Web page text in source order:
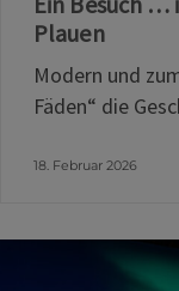
Plauen
Modern und
Fäden“ die
18. Februar 2026